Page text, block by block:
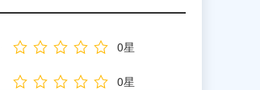
0星
0星